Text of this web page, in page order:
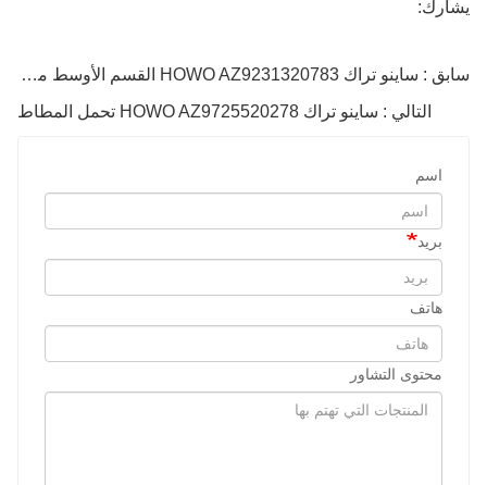
يشارك:
سابق : ساينو تراك HOWO AZ9231320783 القسم الأوسط من المحور الخلفي
التالي : ساينو تراك HOWO AZ9725520278 تحمل المطاط
اسم
بريد
هاتف
محتوى التشاور